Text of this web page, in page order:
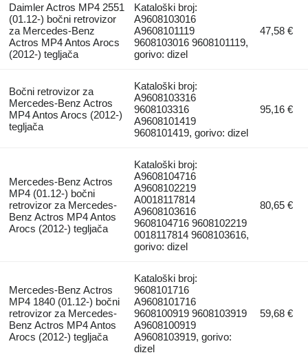
Daimler Actros MP4 2551
(01.12-) bočni retrovizor
za Mercedes-Benz
Actros MP4 Antos Arocs
(2012-) tegljača
Kataloški broj:
A9608103016
A9608101119
9608103016 9608101119,
gorivo: dizel
47,58 €
Bočni retrovizor za
Mercedes-Benz Actros
MP4 Antos Arocs (2012-)
tegljača
Kataloški broj:
A9608103316
9608103316
A9608101419
9608101419, gorivo: dizel
95,16 €
Mercedes-Benz Actros
MP4 (01.12-) bočni
retrovizor za Mercedes-
Benz Actros MP4 Antos
Arocs (2012-) tegljača
Kataloški broj:
A9608104716
A9608102219
A0018117814
A9608103616
9608104716 9608102219
0018117814 9608103616,
gorivo: dizel
80,65 €
Mercedes-Benz Actros
MP4 1840 (01.12-) bočni
retrovizor za Mercedes-
Benz Actros MP4 Antos
Arocs (2012-) tegljača
Kataloški broj:
9608101716
A9608101716
9608100919 9608103919
A9608100919
A9608103919, gorivo:
dizel
59,68 €